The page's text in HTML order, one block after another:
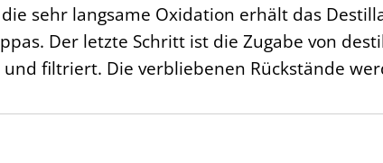
sehr langsame Oxidation erhält das
Der letzte Schritt ist die Zugabe von
filtriert. Die verbliebenen Rückstände